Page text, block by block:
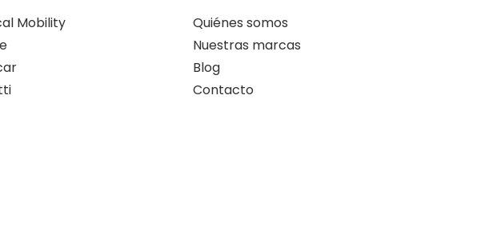
Mobility
Quiénes somos
Nuestras marcas
Blog
Contacto